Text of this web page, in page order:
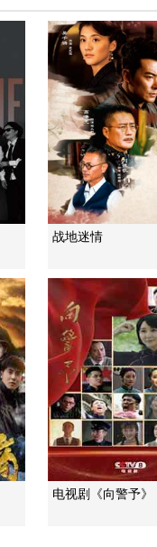
战地迷情
电视剧《向警予》